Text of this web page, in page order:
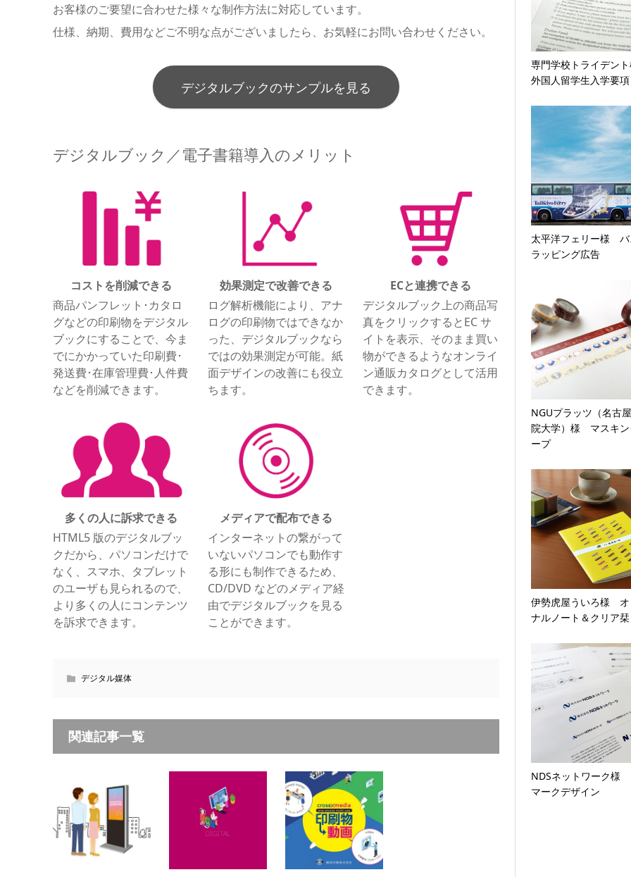
お客様のご要望に合わせた様々な制作方法に対応しています。
仕様、納期、費用などご不明な点がございましたら、お気軽にお問い合わせください。
デジタルブックのサンプルを見る
デジタルブック／電子書籍導入のメリット
コストを削減できる
商品パンフレット･カタロ
グなどの印刷物をデジタル
ブックにすることで、今ま
でにかかっていた印刷費･
発送費･在庫管理費･⼈件費
などを削減できます。
効果測定で改善できる
ログ解析機能により、アナ
ログの印刷物ではできなか
った、デジタルブックなら
ではの効果測定が可能。紙
⾯デザインの改善にも役⽴
ちます。
ECと連携できる
デジタルブック上の商品写
真をクリックするとEC サ
イトを表⽰、そのまま買い
物ができるようなオンライ
ン通販カタログとして活⽤
できます。
多くの⼈に訴求できる
HTML5 版のデジタルブッ
クだから、パソコンだけで
なく、スマホ、タブレット
のユーザも⾒られるので、
より多くの⼈にコンテンツ
を訴求できます。
メディアで配布できる
インターネットの繋がって
いないパソコンでも動作す
る形にも制作できるため、
CD/DVD などのメディア経
由でデジタルブックを⾒る
ことができます。
デジタル媒体
関連記事一覧
専門学校トライデン
外国人留学生入学要項
太平洋フェリー様
ラッピング広告
NGUプラッツ（名古
院大学）様 マスキ
ープ
伊勢虎屋ういろ様
ナルノート＆クリア栞
NDSネットワーク様
マークデザイン